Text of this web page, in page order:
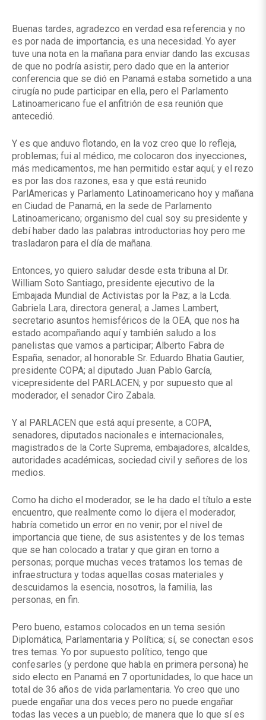
Buenas tardes, agradezco en verdad esa referencia y no
es por nada de importancia, es una necesidad. Yo ayer
tuve una nota en la mañana para enviar dando las excusas
de que no podría asistir, pero dado que en la anterior
conferencia que se dió en Panamá estaba sometido a una
cirugía no pude participar en ella, pero el Parlamento
Latinoamericano fue el anfitrión de esa reunión que
antecedió.
Y es que anduvo flotando, en la voz creo que lo refleja,
problemas; fui al médico, me colocaron dos inyecciones,
más medicamentos, me han permitido estar aquí; y el rezo
es por las dos razones, esa y que está reunido
ParlAmericas y Parlamento Latinoamericano hoy y mañana
en Ciudad de Panamá, en la sede de Parlamento
Latinoamericano; organismo del cual soy su presidente y
debí haber dado las palabras introductorias hoy pero me
trasladaron para el día de mañana.
Entonces, yo quiero saludar desde esta tribuna al Dr.
William Soto Santiago, presidente ejecutivo de la
Embajada Mundial de Activistas por la Paz; a la Lcda.
Gabriela Lara, directora general; a James Lambert,
secretario asuntos hemisféricos de la OEA, que nos ha
estado acompañando aquí y también saludo a los
panelistas que vamos a participar; Alberto Fabra de
España, senador; al honorable Sr. Eduardo Bhatia Gautier,
presidente COPA; al diputado Juan Pablo García,
vicepresidente del PARLACEN; y por supuesto que al
moderador, el senador Ciro Zabala.
Y al PARLACEN que está aquí presente, a COPA,
senadores, diputados nacionales e internacionales,
magistrados de la Corte Suprema, embajadores, alcaldes,
autoridades académicas, sociedad civil y señores de los
medios.
Como ha dicho el moderador, se le ha dado el título a este
encuentro, que realmente como lo dijera el moderador,
habría cometido un error en no venir; por el nivel de
importancia que tiene, de sus asistentes y de los temas
que se han colocado a tratar y que giran en torno a
personas; porque muchas veces tratamos los temas de
infraestructura y todas aquellas cosas materiales y
descuidamos la esencia, nosotros, la familia, las
personas, en fin.
Pero bueno, estamos colocados en un tema sesión
Diplomática, Parlamentaria y Política; sí, se conectan esos
tres temas. Yo por supuesto político, tengo que
confesarles (y perdone que habla en primera persona) he
sido electo en Panamá en 7 oportunidades, lo que hace un
total de 36 años de vida parlamentaria. Yo creo que uno
puede engañar una dos veces pero no puede engañar
todas las veces a un pueblo; de manera que lo que sí es